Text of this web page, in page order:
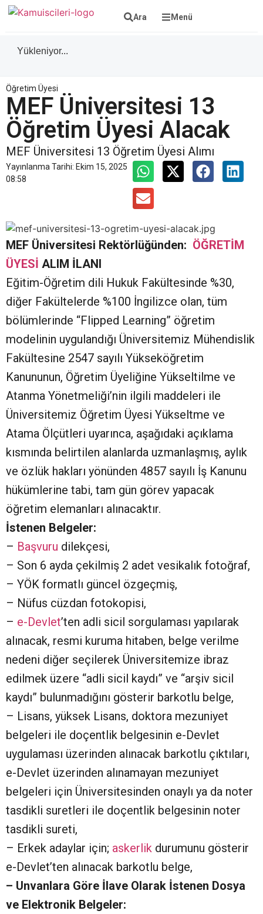
Ara Menü
Yükleniyor...
Öğretim Üyesi
MEF Üniversitesi 13
Öğretim Üyesi Alacak
MEF Üniversitesi 13 Öğretim Üyesi Alımı
Yayınlanma Tarihi: Ekim 15, 2025
08:58
MEF Üniversitesi Rektörlüğünden: ÖĞRETİM
ÜYESİ ALIM İLANI
Eğitim-Öğretim dili Hukuk Fakültesinde %30,
diğer Fakültelerde %100 İngilizce olan, tüm
bölümlerinde “Flipped Learning” öğretim
modelinin uygulandığı Üniversitemiz Mühendislik
Fakültesine 2547 sayılı Yükseköğretim
Kanununun, Öğretim Üyeliğine Yükseltilme ve
Atanma Yönetmeliği’nin ilgili maddeleri ile
Üniversitemiz Öğretim Üyesi Yükseltme ve
Atama Ölçütleri uyarınca, aşağıdaki açıklama
kısmında belirtilen alanlarda uzmanlaşmış, aylık
ve özlük hakları yönünden 4857 sayılı İş Kanunu
hükümlerine tabi, tam gün görev yapacak
öğretim elemanları alınacaktır.
İstenen Belgeler:
– Başvuru dilekçesi,
– Son 6 ayda çekilmiş 2 adet vesikalık fotoğraf,
– YÖK formatlı güncel özgeçmiş,
– Nüfus cüzdan fotokopisi,
– e-Devlet’ten adli sicil sorgulaması yapılarak
alınacak, resmi kuruma hitaben, belge verilme
nedeni diğer seçilerek Üniversitemize ibraz
edilmek üzere “adli sicil kaydı” ve “arşiv sicil
kaydı” bulunmadığını gösterir barkotlu belge,
– Lisans, yüksek Lisans, doktora mezuniyet
belgeleri ile doçentlik belgesinin e-Devlet
uygulaması üzerinden alınacak barkotlu çıktıları,
e-Devlet üzerinden alınamayan mezuniyet
belgeleri için Üniversitesinden onaylı ya da noter
tasdikli suretleri ile doçentlik belgesinin noter
tasdikli sureti,
– Erkek adaylar için; askerlik durumunu gösterir
e-Devlet’ten alınacak barkotlu belge,
– Unvanlara Göre İlave Olarak İstenen Dosya
ve Elektronik Belgeler: